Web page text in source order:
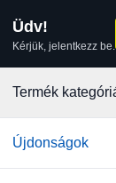
Üdv!
Kérjük, jelentkezz be.
Termék
Újdonságok
és
termékeink